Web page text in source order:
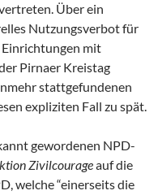
Über ein
Nutzungsverbot für
mit
Pirnaer Kreistag
stattgefundenen
expliziten Fall zu spät.
gewordenen NPD-
Zivilcourageauf die
welche “einerseits die